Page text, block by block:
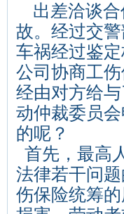
出差洽谈合
故。经过交
车祸经过鉴
公司协商工
经由对方给
动仲裁委员
的呢？
首先，最高
法律若干问
伤保险统筹